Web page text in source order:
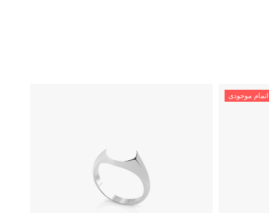
اتمام موجودی